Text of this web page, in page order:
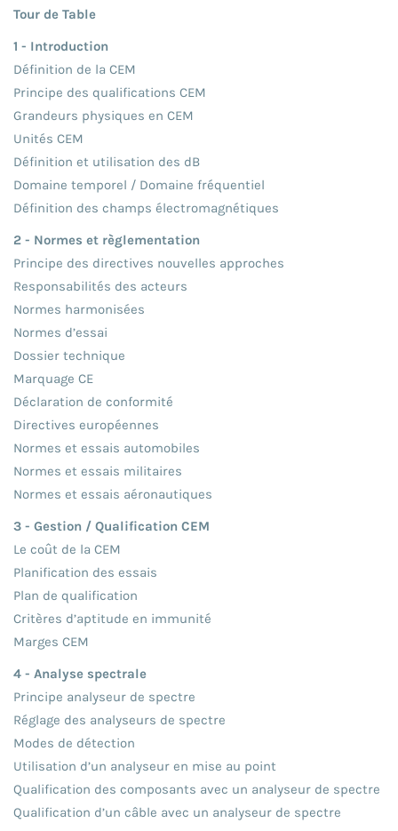
Tour de Table
1 - Introduction
Définition de la CEM
Principe des qualifications CEM
Grandeurs physiques en CEM
Unités CEM
Définition et utilisation des dB
Domaine temporel / Domaine fréquentiel
Définition des champs électromagnétiques
2 - Normes et règlementation
Principe des directives nouvelles approches
Responsabilités des acteurs
Normes harmonisées
Normes d’essai
Dossier technique
Marquage CE
Déclaration de conformité
Directives européennes
Normes et essais automobiles
Normes et essais militaires
Normes et essais aéronautiques
3 - Gestion / Qualification CEM
Le coût de la CEM
Planification des essais
Plan de qualification
Critères d’aptitude en immunité
Marges CEM
4 - Analyse spectrale
Principe analyseur de spectre
Réglage des analyseurs de spectre
Modes de détection
Utilisation d’un analyseur en mise au point
Qualification des composants avec un analyseur de spectre
Qualification d’un câble avec un analyseur de spectre